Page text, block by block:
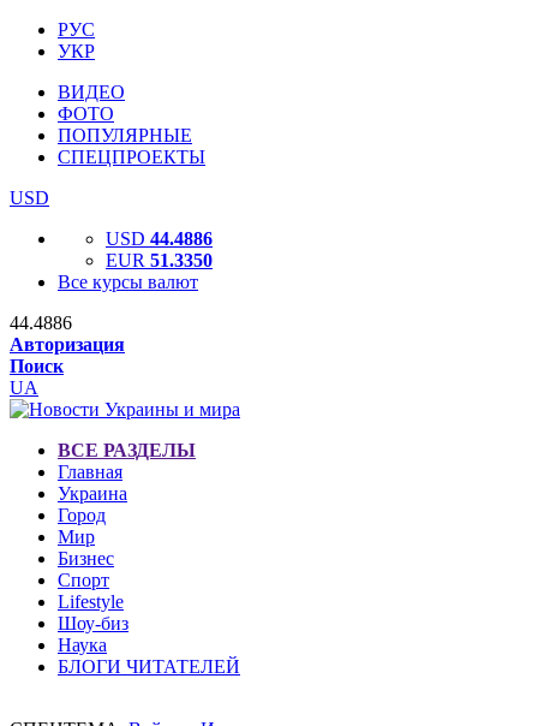
РУС
УКР
ВИДЕО
ФОТО
ПОПУЛЯРНЫЕ
СПЕЦПРОЕКТЫ
USD
USD 44.4886
EUR 51.3350
Все курсы валют
44.4886
Авторизация
Поиск
UA
ВСЕ РАЗДЕЛЫ
Главная
Украина
Город
Мир
Бизнес
Спорт
Lifestyle
Шоу-биз
Наука
БЛОГИ ЧИТАТЕЛЕЙ